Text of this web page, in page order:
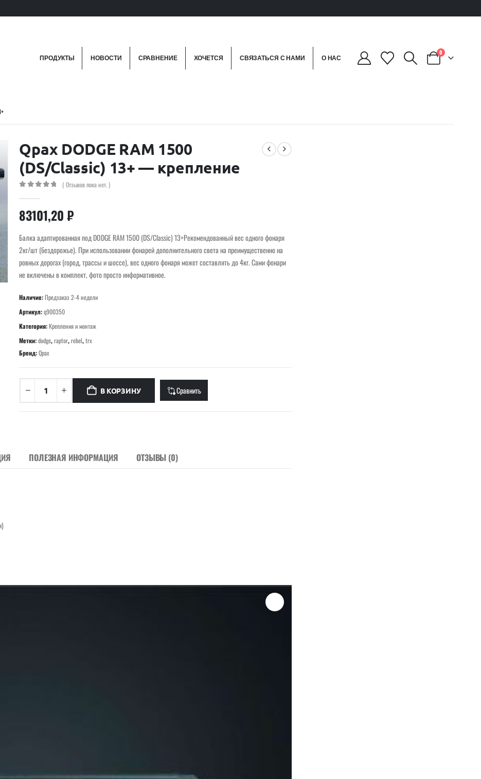
ПРОДУКТЫ НОВОСТИ СРАВНЕНИЕ ХОЧЕТСЯ СВЯЗАТЬСЯ С НАМИ О НАС
0
Qpax DODGE RAM 1500
(DS/Classic) 13+ — крепление
( Отзывов пока нет. )
83101,20₽
Балка адаптированная под DODGE RAM 1500 (DS/Classic) 13+Рекомендованный вес одного фонаря
2кг/шт (бездорожье). При использовании фонарей дополнительного света на преимущественно на
ровных дорогах (город, трассы и шоссе), вес одного фонаря может составлять до 4кг. Сами фонари
не включены в комплект, фото просто информативное.
Наличие:Предзаказ 2-4 недели
Артикул:q900350
Категория:Крепления и монтаж
Метки:dodge,raptor,rebel,trx
Бренд:Qpax
В КОРЗИНУ Сравнить
ПОЛЕЗНАЯ ИНФОРМАЦИЯ ОТЗЫВЫ (0)